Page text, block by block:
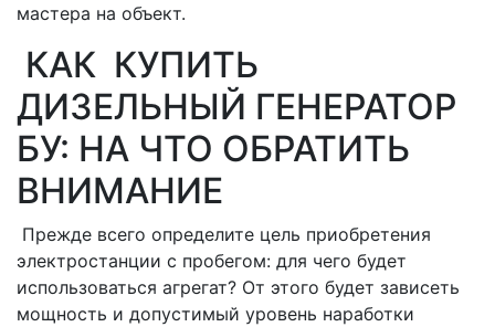
мастера на объект.
КАК КУПИТЬ
ДИЗЕЛЬНЫЙ ГЕНЕРАТОР
БУ: НА ЧТО ОБРАТИТЬ
ВНИМАНИЕ
Прежде всего определите цель приобретения
электростанции с пробегом: для чего будет
использоваться агрегат? От этого будет зависеть
мощность и допустимый уровень наработки